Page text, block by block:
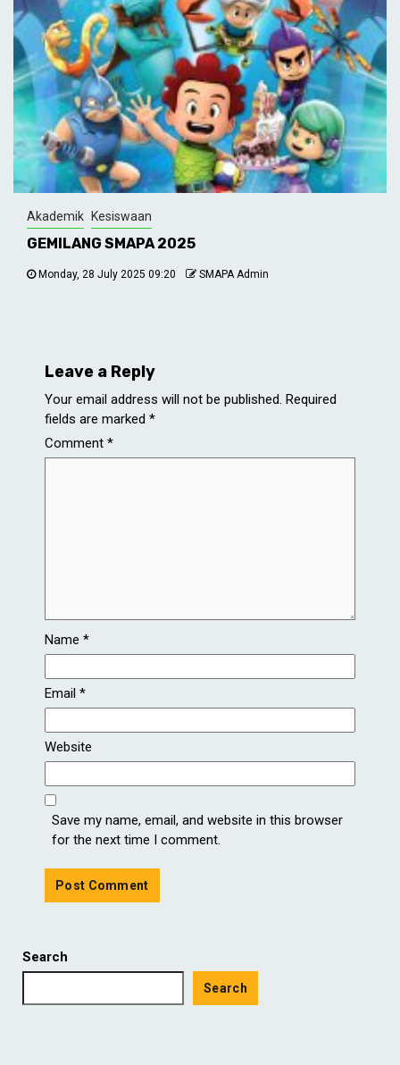
Akademik Kesiswaan
GEMILANG SMAPA 2025
Monday, 28 July 2025 09:20 SMAPA Admin
Leave a Reply
Your email address will not be published. Required
fields are marked *
Comment *
Name *
Email *
Website
Save my name, email, and website in this browser
for the next time I comment.
Search
Search